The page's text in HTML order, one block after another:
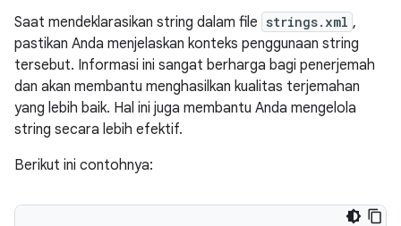
Saat mendeklarasikan string dalam file strings.xml ,
pastikan Anda menjelaskan konteks penggunaan string
tersebut. Informasi ini sangat berharga bagi penerjemah
dan akan membantu menghasilkan kualitas terjemahan
yang lebih baik. Hal ini juga membantu Anda mengelola
string secara lebih efektif.
Berikut ini contohnya: